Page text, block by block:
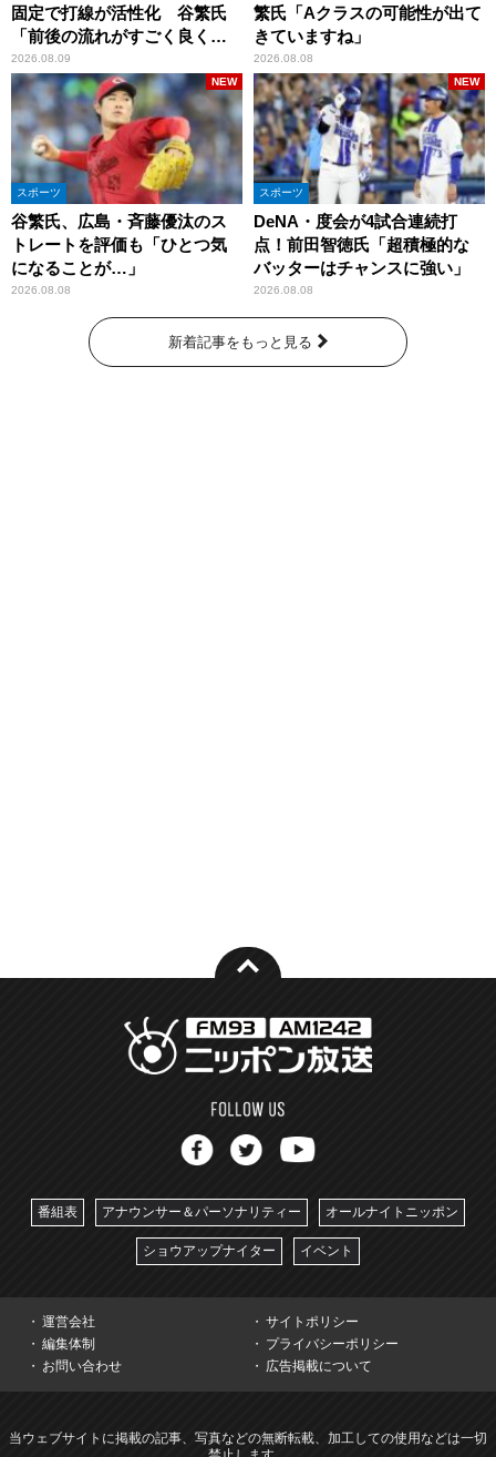
固定で打線が活性化 谷繁氏
「前後の流れがすごく良くな
りましたね」
2026.08.09
繁氏「Aクラスの可能性が出て
きていますね」
2026.08.08
スポーツ
谷繁氏、広島・斉藤優汰のス
トレートを評価も「ひとつ気
になることが…」
2026.08.08
NEW
スポーツ
DeNA・度会が4試合連続打
点！前田智徳氏「超積極的な
バッターはチャンスに強い」
2026.08.08
NEW
新着記事をもっと見る
番組表 アナウンサー＆パーソナリティー オールナイトニッポン
ショウアップナイター イベント
運営会社
サイトポリシー
編集体制
プライバシーポリシー
お問い合わせ
広告掲載について
当ウェブサイトに掲載の記事、写真などの無断転載、加工しての使用などは一切